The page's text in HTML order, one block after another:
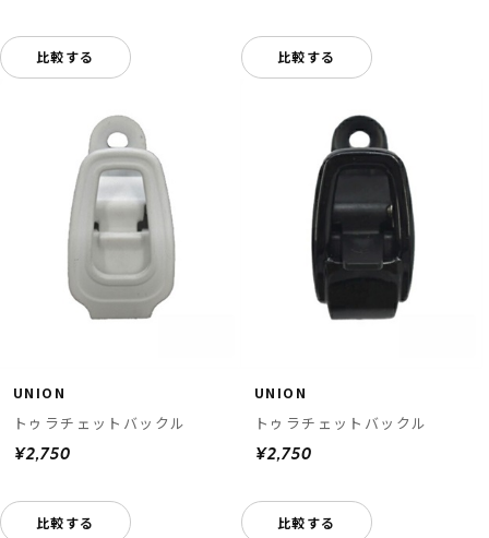
比較する 比較する
UNION
トゥラチェットバックル
¥2,750
比較する
UNION
トゥラチェットバックル
¥2,750
比較する